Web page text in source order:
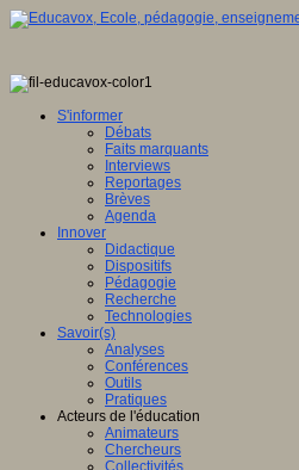
S'informer
Débats
Faits marquants
Interviews
Reportages
Brèves
Agenda
Innover
Didactique
Dispositifs
Pédagogie
Recherche
Technologies
Savoir(s)
Analyses
Conférences
Outils
Pratiques
Acteurs de l'éducation
Animateurs
Chercheurs
Collectivités